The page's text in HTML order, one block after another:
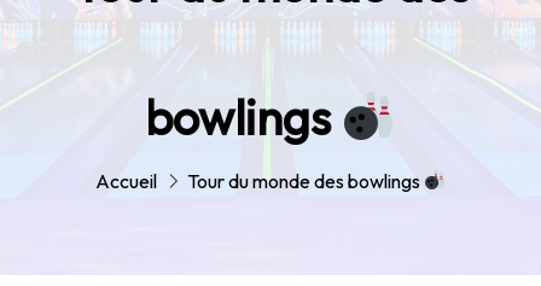
bowlings
Accueil Tour du monde des bowlings